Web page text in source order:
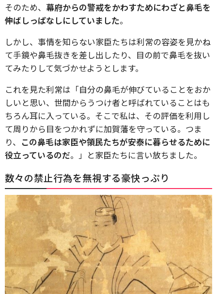
そのため、 幕府からの警戒をかわすためにわざと鼻毛を
伸ばしっぱなしにしていました。
しかし、事情を知らない家臣たちは利常の容姿を見かね
て手鏡や鼻毛抜きを差し出したり、目の前で鼻毛を抜い
てみたりして気づかせようとします。
これを見た利常は「自分の鼻毛が伸びていることをおか
しいと思い、世間からうつけ者と呼ばれていることはも
ちろん耳に入っている。そこで私は、その評価を利用し
て周りから目をつかれずに加賀藩を守っている。つま
り、 この鼻毛は家臣や領民たちが安泰に暮らせるために
役立っているのだ。」と家臣たちに言い放ちました。
数々の禁止行為を無視する豪快っぷり